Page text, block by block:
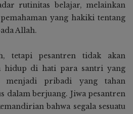
rutinitas belajar, melainkan
yang hakiki tentang
Allah.
tetapi pesantren tidak akan
hidup di hati para santri yang
menjadi pribadi yang tahan
dalam berjuang. Jiwa pesantren
bahwa segala sesuatu